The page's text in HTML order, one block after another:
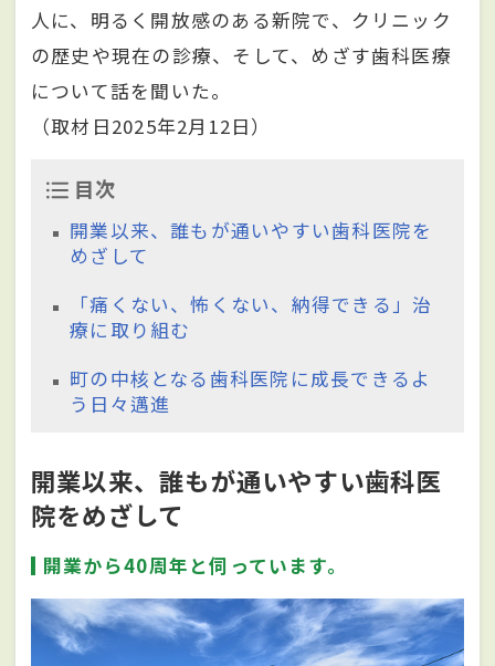
人に、明るく開放感のある新院で、クリニック
の歴史や現在の診療、そして、めざす歯科医療
について話を聞いた。
（取材日2025年2月12日）
目次
開業以来、誰もが通いやすい歯科医院を
めざして
「痛くない、怖くない、納得できる」治
療に取り組む
町の中核となる歯科医院に成長できるよ
う日々邁進
開業以来、誰もが通いやすい歯科医
院をめざして
開業から40周年と伺っています。